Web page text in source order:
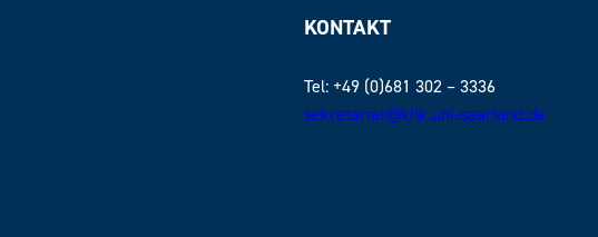
KONTAKT
Tel: +49 (0)681 302 – 3336
sekretariat@khk.uni-saarland.de